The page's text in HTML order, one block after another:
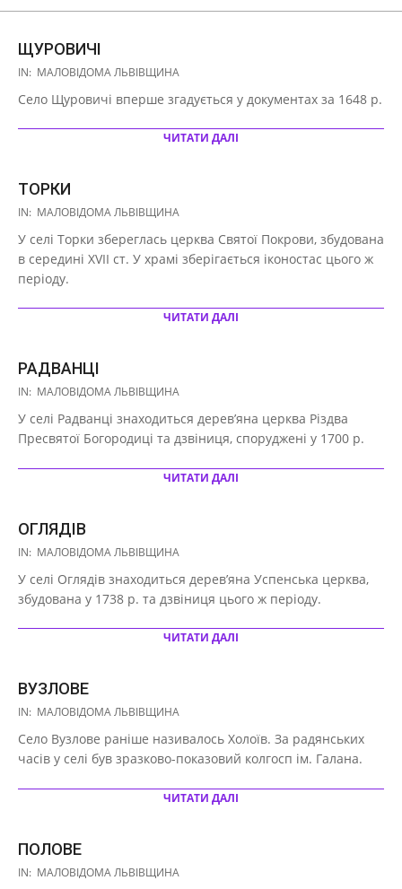
ЩУРОВИЧІ
2020-
16
IN: МАЛОВІДОМА ЛЬВІВЩИНА
Село Щуровичі вперше згадується у документах за 1648 р.
ЧИТАТИ ДАЛІ
ТОРКИ
2020-
16
IN: МАЛОВІДОМА ЛЬВІВЩИНА
У селі Торки збереглась церква Святої Покрови, збудована
в середині XVII ст. У храмі зберігається іконостас цього ж
періоду.
ЧИТАТИ ДАЛІ
РАДВАНЦІ
2020-
16
IN: МАЛОВІДОМА ЛЬВІВЩИНА
У селі Радванці знаходиться дерев’яна церква Різдва
Пресвятої Богородиці та дзвіниця, споруджені у 1700 р.
ЧИТАТИ ДАЛІ
ОГЛЯДІВ
2020-
16
IN: МАЛОВІДОМА ЛЬВІВЩИНА
У селі Оглядів знаходиться дерев’яна Успенська церква,
збудована у 1738 р. та дзвіниця цього ж періоду.
ЧИТАТИ ДАЛІ
ВУЗЛОВЕ
2020-
16
IN: МАЛОВІДОМА ЛЬВІВЩИНА
Село Вузлове раніше називалось Холоїв. За радянських
часів у селі був зразково-показовий колгосп ім. Галана.
ЧИТАТИ ДАЛІ
ПОЛОВЕ
2020-
IN: МАЛОВІДОМА ЛЬВІВЩИНА